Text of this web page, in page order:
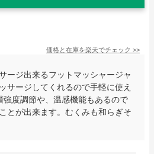
価格と在庫を楽天でチェック >>
ージ出来るフットマッシャージャ
サージしてくれるので手軽に使え
強度調節や、温感機能もあるので
とが出来ます。むくみも和らぎそ